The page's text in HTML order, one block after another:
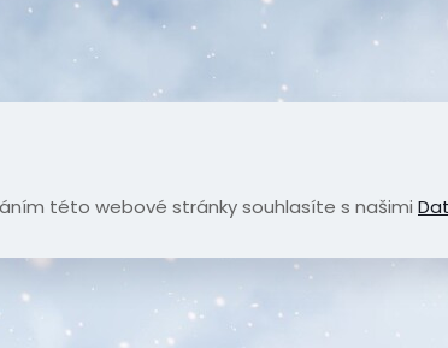
této webové stránky souhlasíte s našimi